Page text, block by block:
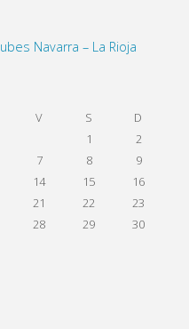
Navarra – La Rioja
V S
D
1
2
7 8
9
14 15
16
21 22
23
28 29
30